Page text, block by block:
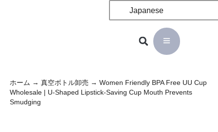
Japanese
ホーム → 真空ボトル卸売 → Women Friendly BPA Free UU Cup
Wholesale | U-Shaped Lipstick-Saving Cup Mouth Prevents
Smudging